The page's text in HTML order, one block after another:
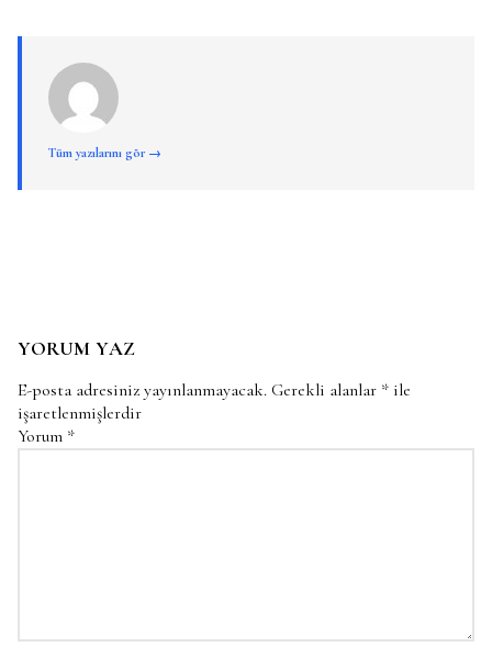
Tüm yazılarını gör →
YORUM YAZ
E-posta adresiniz yayınlanmayacak. Gerekli alanlar * ile
işaretlenmişlerdir
Yorum *